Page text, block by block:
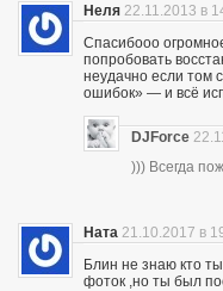
Неля 22.11.2013 в
Спасибооо
попробовать
неудачно если том
ошибок» — и всё
DJForce
))) Всегда
Ната 21.10.2017 в
Блин не знаю кто
фоток ,но ты был